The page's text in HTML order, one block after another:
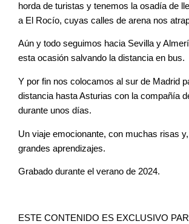
horda de turistas y tenemos la osadía de
a El Rocío, cuyas calles de arena nos
Aún y todo seguimos hacia Sevilla y
esta ocasión salvando la distancia en bus.
Y por fin nos colocamos al sur de Madrid
distancia hasta Asturias con la compañía
durante unos días.
Un viaje emocionante, con muchas risas
grandes aprendizajes.
Grabado durante el verano de 2024.
ESTE CONTENIDO ES EXCLUSIVO